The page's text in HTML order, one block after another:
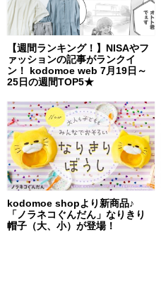
【週間ランキング！】NISAやフ
ァッションの記事がランクイ
ン！ kodomoe web 7月19日～
25日の週間TOP5★
kodomoe shopより新商品♪
「ノラネコぐんだん」なりきり
帽子（大、小）が登場！